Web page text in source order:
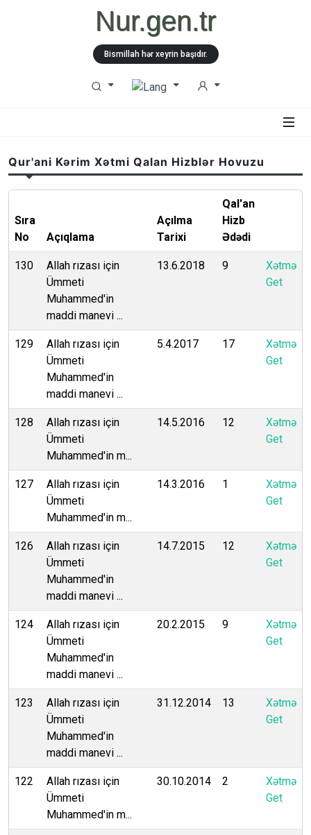
Nur.gen.tr
Bismillah hər xeyrin başıdır.
Qur'ani Kərim Xətmi Qalan Hizblər Hovuzu
Sıra
No
Açıqlama
Açılma
Tarixi
Qal'an
Hizb
Ədədi
130
Allah rızası için
Ümmeti
Muhammed'in
maddi manevi ...
13.6.2018 9
Xətmə
Get
129
Allah rızası için
Ümmeti
Muhammed'in
maddi manevi ...
5.4.2017 17
Xətmə
Get
128
Allah rızası için
Ümmeti
Muhammed'in m...
14.5.2016 12
Xətmə
Get
127
Allah rızası için
Ümmeti
Muhammed'in m...
14.3.2016 1
Xətmə
Get
126
Allah rızası için
Ümmeti
Muhammed'in
maddi manevi ...
14.7.2015 12
Xətmə
Get
124
Allah rızası için
Ümmeti
Muhammed'in
maddi manevi ...
20.2.2015 9
Xətmə
Get
123
Allah rızası için
Ümmeti
Muhammed'in
maddi manevi ...
31.12.2014 13
Xətmə
Get
122
Allah rızası için
Ümmeti
Muhammed'in m...
30.10.2014 2
Xətmə
Get